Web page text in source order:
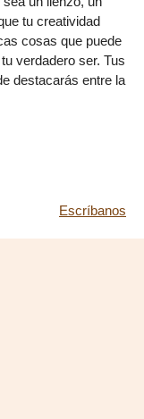
tu creatividad
cosas que puede
verdadero ser. Tus
destacarás entre la
Escríbanos